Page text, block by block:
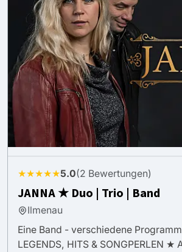
★★★★★5.0(2 Bewertungen)
JANNA ★ Duo | Trio | Band
Ilmenau
Eine Band - verschiedene
LEGENDS, HITS & SONGPERLEN ★